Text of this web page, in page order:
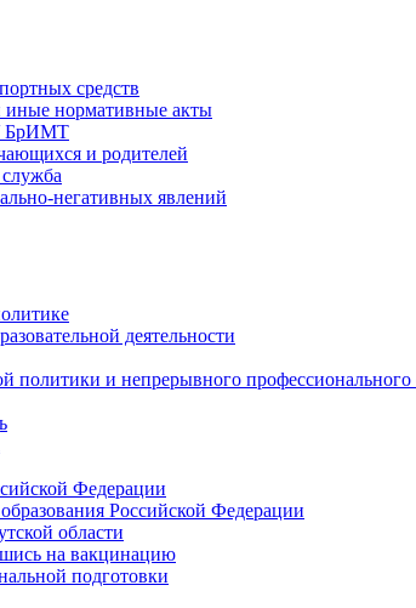
средств
иные нормативные акты
БрИМТ
и родителей
негативных явлений